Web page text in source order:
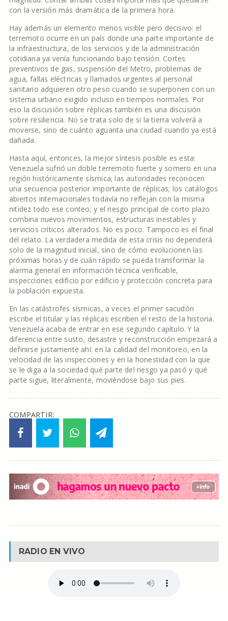
con la versión más dramática de la primera hora.
Hay además un elemento menos visible pero decisivo: el
terremoto ocurre en un país donde una parte importante de
la infraestructura, de los servicios y de la administración
cotidiana ya venía funcionando bajo tensión. Cortes
preventivos de gas, suspensión del Metro, problemas de
agua, fallas eléctricas y llamados urgentes al personal
sanitario adquieren otro peso cuando se superponen con un
sistema urbano exigido incluso en tiempos normales. Por
eso la discusión sobre réplicas también es una discusión
sobre resiliencia. No se trata solo de si la tierra volverá a
moverse, sino de cuánto aguanta una ciudad cuando ya está
dañada.
Hasta aquí, entonces, la mejor síntesis posible es esta:
Venezuela sufrió un doble terremoto fuerte y somero en una
región históricamente sísmica; las autoridades reconocen
una secuencia posterior importante de réplicas; los catálogos
abiertos internacionales todavía no reflejan con la misma
nitidez todo ese conteo; y el riesgo principal de corto plazo
combina nuevos movimientos, estructuras inestables y
servicios críticos alterados. No es poco. Tampoco es el final
del relato. La verdadera medida de esta crisis no dependerá
solo de la magnitud inicial, sino de cómo evolucionen las
próximas horas y de cuán rápido se pueda transformar la
alarma general en información técnica verificable,
inspecciones edificio por edificio y protección concreta para
la población expuesta.
En las catástrofes sísmicas, a veces el primer sacudón
escribe el titular y las réplicas escriben el resto de la historia.
Venezuela acaba de entrar en ese segundo capítulo. Y la
diferencia entre susto, desastre y reconstrucción empezará a
definirse justamente ahí: en la calidad del monitoreo, en la
velocidad de las inspecciones y en la honestidad con la que
se le diga a la sociedad qué parte del riesgo ya pasó y qué
parte sigue, literalmente, moviéndose bajo sus pies.
COMPARTIR:
RADIO EN VIVO